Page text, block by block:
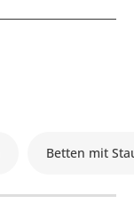
Betten mit